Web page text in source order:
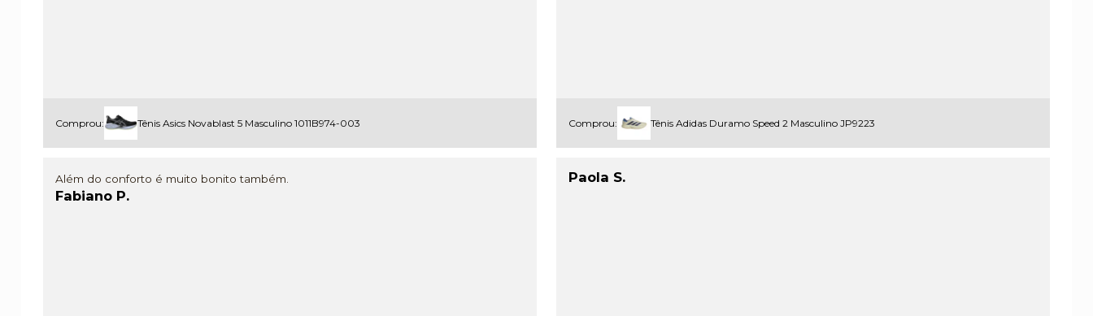
Comprou: Tênis Asics Novablast 5 Masculino 1011B974-003 Comprou: Tênis Adidas Duramo Speed 2 Masculino JP9223
Além do conforto é muito bonito também.
Fabiano P.
Paola S.